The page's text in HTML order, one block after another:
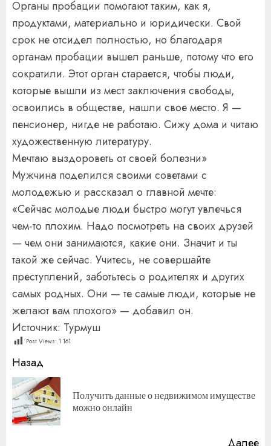
Органы пробации помогают таким, как я,
продуктами, материально и юридически. Свой
срок не отсидел полностью, но благодаря
органам пробации вышел раньше, потому что его
сократили. Этот орган старается, чтобы люди,
которые вышли из мест заключения свободы,
освоились в обществе, нашли свое место. Я —
пенсионер, нигде не работаю. Сижу дома и читаю
художественную литературу.
Мечтаю выздороветь от своей болезни»
Мужчина поделился своими советами с
молодежью и рассказал о главной мечте:
«Сейчас молодые люди быстро могут увлечься
чем-то плохим. Надо посмотреть на своих друзей
— чем они занимаются, какие они. Значит и ты
такой же сейчас. Учитесь, не совершайте
преступлений, заботьтесь о родителях и других
самых родных. Они — те самые люди, которые не
желают вам плохого» — добавил он.
Источник: Турмуш
Post Views: 1 161
Продолжить
чтение
Назад
Получить данные о недвижимом имуществе
можно онлайн
Далее